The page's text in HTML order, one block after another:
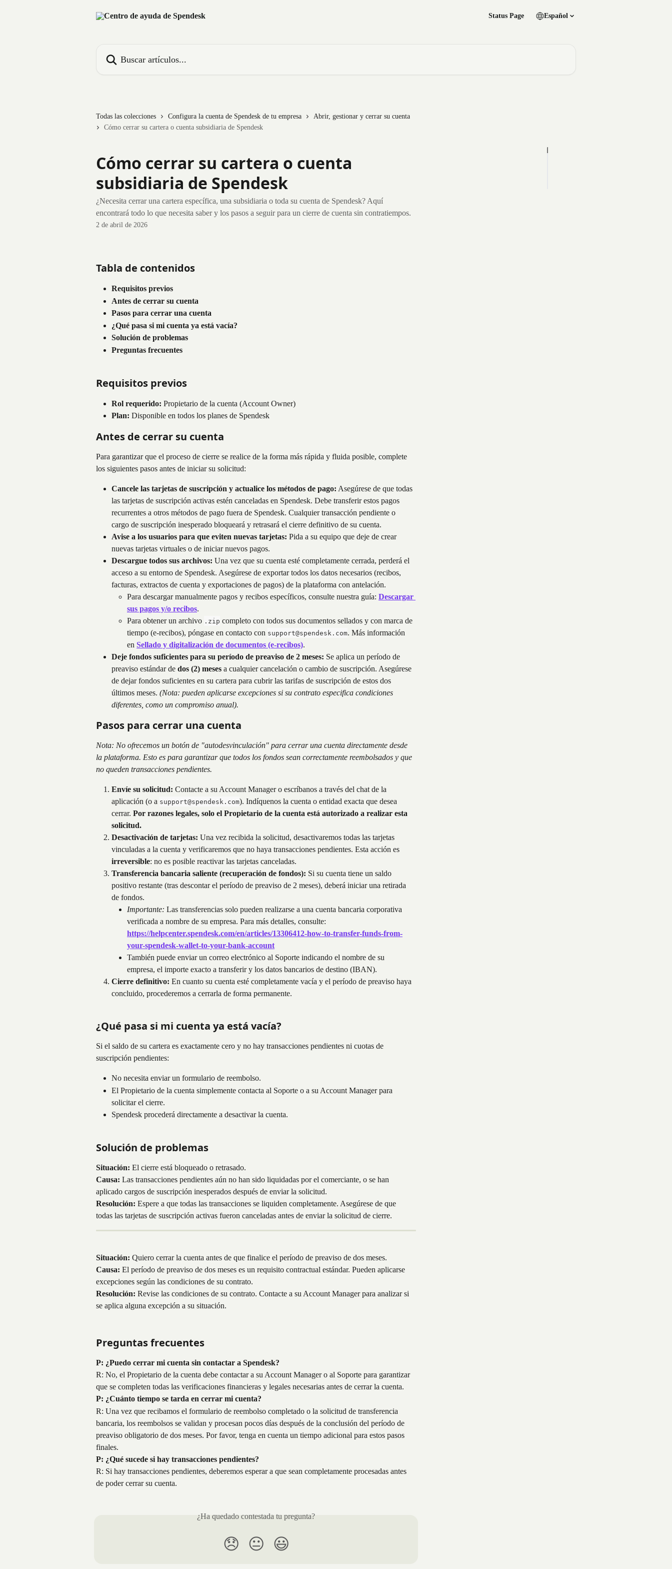
Status Page Español
Todas las colecciones Configura la cuenta de Spendesk de tu empresa
Abrir, gestionar y cerrar su cuenta
Cómo cerrar su cartera o cuenta subsidiaria de Spendesk
Cómo cerrar su cartera o cuenta
subsidiaria de Spendesk
¿Necesita cerrar una cartera específica, una subsidiaria o toda su cuenta de Spendesk? Aquí
encontrará todo lo que necesita saber y los pasos a seguir para un cierre de cuenta sin contratiempos.
2 de abril de 2026
Tabla de contenidos
Requisitos previos
Antes de cerrar su cuenta
Pasos para cerrar una cuenta
¿Qué pasa si mi cuenta ya está vacía?
Solución de problemas
Preguntas frecuentes
Requisitos previos
Rol requerido: Propietario de la cuenta (Account Owner)
Plan: Disponible en todos los planes de Spendesk
Antes de cerrar su cuenta
Para garantizar que el proceso de cierre se realice de la forma más rápida y fluida posible, complete
los siguientes pasos antes de iniciar su solicitud:
Cancele las tarjetas de suscripción y actualice los métodos de pago: Asegúrese de que todas
las tarjetas de suscripción activas estén canceladas en Spendesk. Debe transferir estos pagos
recurrentes a otros métodos de pago fuera de Spendesk. Cualquier transacción pendiente o
cargo de suscripción inesperado bloqueará y retrasará el cierre definitivo de su cuenta.
Avise a los usuarios para que eviten nuevas tarjetas: Pida a su equipo que deje de crear
nuevas tarjetas virtuales o de iniciar nuevos pagos.
Descargue todos sus archivos: Una vez que su cuenta esté completamente cerrada, perderá el
acceso a su entorno de Spendesk. Asegúrese de exportar todos los datos necesarios (recibos,
facturas, extractos de cuenta y exportaciones de pagos) de la plataforma con antelación.
Para descargar manualmente pagos y recibos específicos, consulte nuestra guía: Descargar
sus pagos y/o recibos.
Para obtener un archivo .zip completo con todos sus documentos sellados y con marca de
tiempo (e-recibos), póngase en contacto con support@spendesk.com. Más información
en Sellado y digitalización de documentos (e-recibos).
Deje fondos suficientes para su período de preaviso de 2 meses: Se aplica un período de
preaviso estándar de dos (2) meses a cualquier cancelación o cambio de suscripción. Asegúrese
de dejar fondos suficientes en su cartera para cubrir las tarifas de suscripción de estos dos
últimos meses. (Nota: pueden aplicarse excepciones si su contrato especifica condiciones
diferentes, como un compromiso anual).
Pasos para cerrar una cuenta
Nota: No ofrecemos un botón de "autodesvinculación" para cerrar una cuenta directamente desde
la plataforma. Esto es para garantizar que todos los fondos sean correctamente reembolsados y que
no queden transacciones pendientes.
Envíe su solicitud: Contacte a su Account Manager o escríbanos a través del chat de la
aplicación (o a support@spendesk.com). Indíquenos la cuenta o entidad exacta que desea
cerrar. Por razones legales, solo el Propietario de la cuenta está autorizado a realizar esta
solicitud.
Desactivación de tarjetas: Una vez recibida la solicitud, desactivaremos todas las tarjetas
vinculadas a la cuenta y verificaremos que no haya transacciones pendientes. Esta acción es
irreversible: no es posible reactivar las tarjetas canceladas.
Transferencia bancaria saliente (recuperación de fondos): Si su cuenta tiene un saldo
positivo restante (tras descontar el período de preaviso de 2 meses), deberá iniciar una retirada
de fondos.
Importante: Las transferencias solo pueden realizarse a una cuenta bancaria corporativa
verificada a nombre de su empresa. Para más detalles, consulte:
https://helpcenter.spendesk.com/en/articles/13306412-how-to-transfer-funds-from-
your-spendesk-wallet-to-your-bank-account
También puede enviar un correo electrónico al Soporte indicando el nombre de su
empresa, el importe exacto a transferir y los datos bancarios de destino (IBAN).
Cierre definitivo: En cuanto su cuenta esté completamente vacía y el período de preaviso haya
concluido, procederemos a cerrarla de forma permanente.
¿Qué pasa si mi cuenta ya está vacía?
Si el saldo de su cartera es exactamente cero y no hay transacciones pendientes ni cuotas de
suscripción pendientes:
No necesita enviar un formulario de reembolso.
El Propietario de la cuenta simplemente contacta al Soporte o a su Account Manager para
solicitar el cierre.
Spendesk procederá directamente a desactivar la cuenta.
Solución de problemas
Situación: El cierre está bloqueado o retrasado.
Causa: Las transacciones pendientes aún no han sido liquidadas por el comerciante, o se han
aplicado cargos de suscripción inesperados después de enviar la solicitud.
Resolución: Espere a que todas las transacciones se liquiden completamente. Asegúrese de que
todas las tarjetas de suscripción activas fueron canceladas antes de enviar la solicitud de cierre.
Situación: Quiero cerrar la cuenta antes de que finalice el período de preaviso de dos meses.
Causa: El período de preaviso de dos meses es un requisito contractual estándar. Pueden aplicarse
excepciones según las condiciones de su contrato.
Resolución: Revise las condiciones de su contrato. Contacte a su Account Manager para analizar si
se aplica alguna excepción a su situación.
Preguntas frecuentes
P: ¿Puedo cerrar mi cuenta sin contactar a Spendesk?
R: No, el Propietario de la cuenta debe contactar a su Account Manager o al Soporte para garantizar
que se completen todas las verificaciones financieras y legales necesarias antes de cerrar la cuenta.
P: ¿Cuánto tiempo se tarda en cerrar mi cuenta?
R: Una vez que recibamos el formulario de reembolso completado o la solicitud de transferencia
bancaria, los reembolsos se validan y procesan pocos días después de la conclusión del período de
preaviso obligatorio de dos meses. Por favor, tenga en cuenta un tiempo adicional para estos pasos
finales.
P: ¿Qué sucede si hay transacciones pendientes?
R: Si hay transacciones pendientes, deberemos esperar a que sean completamente procesadas antes
de poder cerrar su cuenta.
¿Ha quedado contestada tu pregunta?
😞 😐 😃